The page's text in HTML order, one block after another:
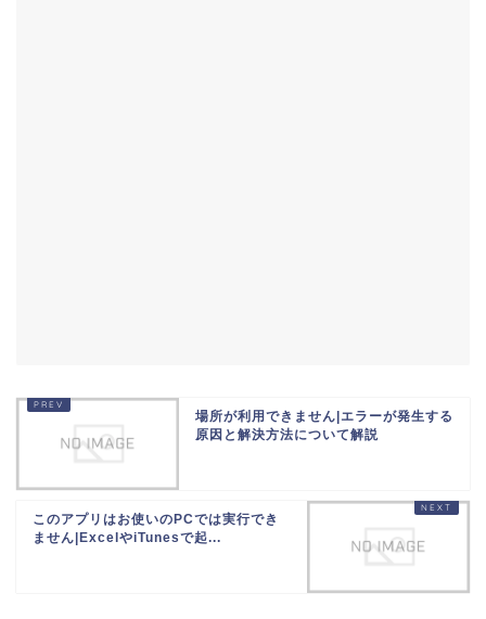
場所が利用できません|エラーが発生する
原因と解決方法について解説
このアプリはお使いのPCでは実行でき
ません|ExcelやiTunesで起...